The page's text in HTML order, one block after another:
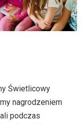
Świetlicowy
nagrodzeniem
podczas